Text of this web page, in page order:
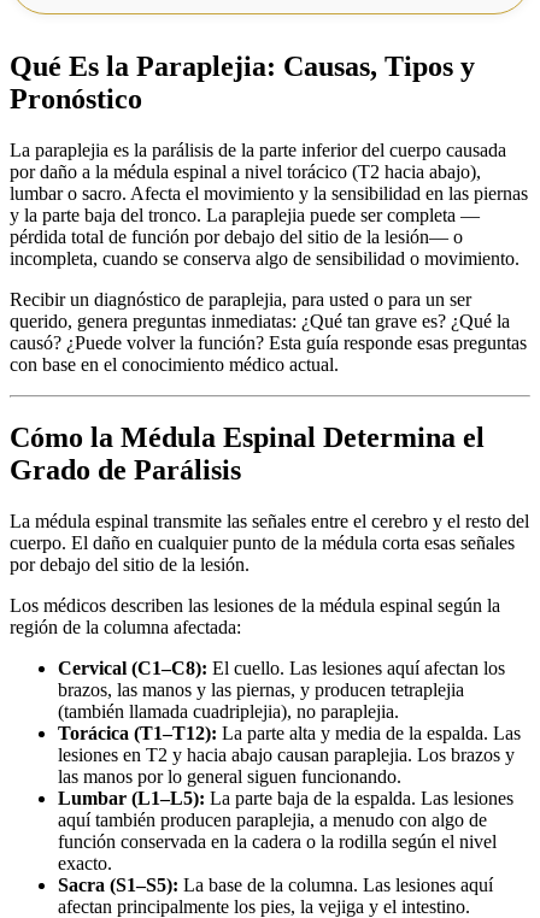
Qué Es la Paraplejia: Causas, Tipos y
Pronóstico
La paraplejia es la parálisis de la parte inferior del cuerpo causada
por daño a la médula espinal a nivel torácico (T2 hacia abajo),
lumbar o sacro. Afecta el movimiento y la sensibilidad en las piernas
y la parte baja del tronco. La paraplejia puede ser completa —
pérdida total de función por debajo del sitio de la lesión— o
incompleta, cuando se conserva algo de sensibilidad o movimiento.
Recibir un diagnóstico de paraplejia, para usted o para un ser
querido, genera preguntas inmediatas: ¿Qué tan grave es? ¿Qué la
causó? ¿Puede volver la función? Esta guía responde esas preguntas
con base en el conocimiento médico actual.
Cómo la Médula Espinal Determina el
Grado de Parálisis
La médula espinal transmite las señales entre el cerebro y el resto del
cuerpo. El daño en cualquier punto de la médula corta esas señales
por debajo del sitio de la lesión.
Los médicos describen las lesiones de la médula espinal según la
región de la columna afectada:
Cervical (C1–C8): El cuello. Las lesiones aquí afectan los
brazos, las manos y las piernas, y producen tetraplejia
(también llamada cuadriplejia), no paraplejia.
Torácica (T1–T12): La parte alta y media de la espalda. Las
lesiones en T2 y hacia abajo causan paraplejia. Los brazos y
las manos por lo general siguen funcionando.
Lumbar (L1–L5): La parte baja de la espalda. Las lesiones
aquí también producen paraplejia, a menudo con algo de
función conservada en la cadera o la rodilla según el nivel
exacto.
Sacra (S1–S5): La base de la columna. Las lesiones aquí
afectan principalmente los pies, la vejiga y el intestino.